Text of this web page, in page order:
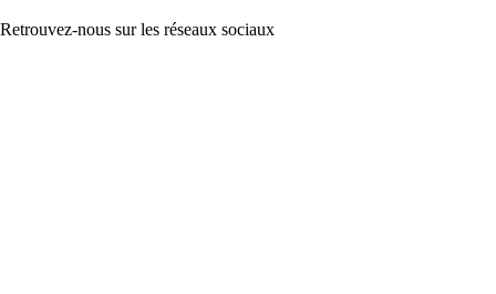
Retrouvez-nous sur les réseaux sociaux